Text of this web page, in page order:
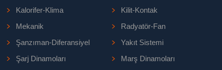
Kalorifer-Klima
Kilit-Kontak
Mekanik
Radyatör-Fan
Şanzıman-Diferansiyel
Yakıt Sistemi
Şarj Dinamoları
Marş Dinamoları